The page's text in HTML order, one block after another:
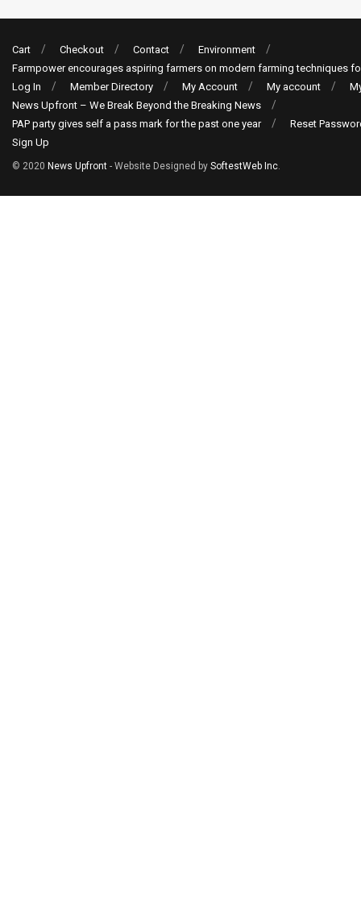
Cart Checkout Contact
Environment
Farmpower encourages aspiring farmers on modern farming techniques
Log In
Member Directory My Account My account
News Upfront – We Break Beyond the Breaking News
PAP party gives self a pass mark for the past one year
Reset
Sign Up
© 2020 News Upfront - Website Designed by SoftestWeb Inc.